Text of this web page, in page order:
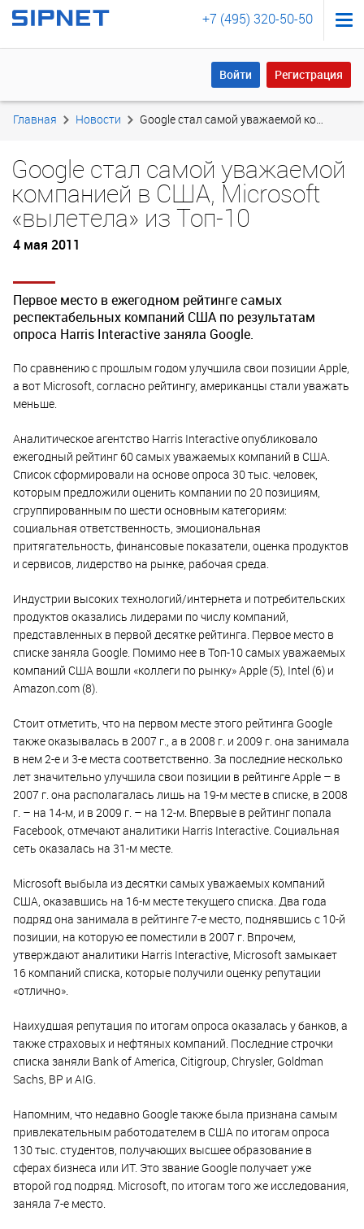
+7 (495) 320-50-50
Войти Регистрация
Войти Регистрация
Главная Новости Google стал самой уважаемой компанией в США, Microsoft «вылетела» из Топ-10
Google стал самой уважаемой
компанией в США, Microsoft
«вылетела» из Топ-10
4 мая 2011
Первое место в ежегодном рейтинге самых
респектабельных компаний США по результатам
опроса Harris Interactive заняла Google.
По сравнению с прошлым годом улучшила свои позиции Apple,
а вот Microsoft, согласно рейтингу, американцы стали уважать
меньше.
Аналитическое агентство Harris Interactive опубликовало
ежегодный рейтинг 60 самых уважаемых компаний в США.
Список сформировали на основе опроса 30 тыс. человек,
которым предложили оценить компании по 20 позициям,
сгруппированным по шести основным категориям:
социальная ответственность, эмоциональная
притягательность, финансовые показатели, оценка продуктов
и сервисов, лидерство на рынке, рабочая среда.
Индустрии высоких технологий/интернета и потребительских
продуктов оказались лидерами по числу компаний,
представленных в первой десятке рейтинга. Первое место в
списке заняла Google. Помимо нее в Топ-10 самых уважаемых
компаний США вошли «коллеги по рынку» Apple (5), Intel (6) и
Amazon.com (8).
Стоит отметить, что на первом месте этого рейтинга Google
также оказывалась в 2007 г., а в 2008 г. и 2009 г. она занимала
в нем 2-е и 3-е места соответственно. За последние несколько
лет значительно улучшила свои позиции в рейтинге Apple – в
2007 г. она располагалась лишь на 19-м месте в списке, в 2008
г. – на 14-м, и в 2009 г. – на 12-м. Впервые в рейтинг попала
Facebook, отмечают аналитики Harris Interactive. Социальная
сеть оказалась на 31-м месте.
Microsoft выбыла из десятки самых уважаемых компаний
США, оказавшись на 16-м месте текущего списка. Два года
подряд она занимала в рейтинге 7-е место, поднявшись с 10-й
позиции, на которую ее поместили в 2007 г. Впрочем,
утверждают аналитики Harris Interactive, Microsoft замыкает
16 компаний списка, которые получили оценку репутации
«отлично».
Наихудшая репутация по итогам опроса оказалась у банков, а
также страховых и нефтяных компаний. Последние строчки
списка заняли Bank of America, Citigroup, Chrysler, Goldman
Sachs, BP и AIG.
Напомним, что недавно Google также была признана самым
привлекательным работодателем в США по итогам опроса
130 тыс. студентов, получающих высшее образование в
сферах бизнеса или ИТ. Это звание Google получает уже
второй год подряд. Microsoft, по итогам того же исследования,
заняла 7-е место.